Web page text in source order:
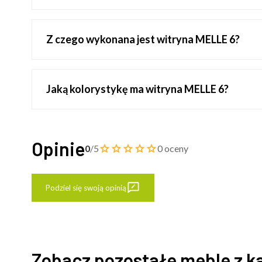
Z czego wykonana jest witryna MELLE 6?
Jaką kolorystykę ma witryna MELLE 6?
Opinie0/5 0 oceny
Podziel się swoją opinią